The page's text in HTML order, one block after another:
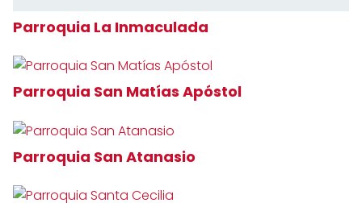
Parroquia La Inmaculada
Parroquia San Matías Apóstol
Parroquia San Atanasio